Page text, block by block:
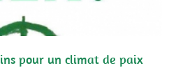
pour un climat de paix